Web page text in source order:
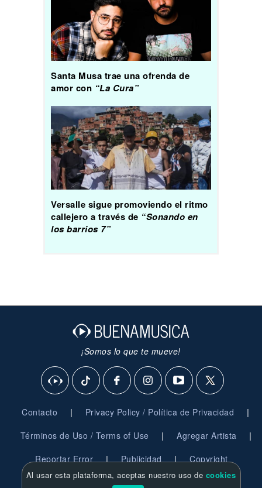
Santa Musa trae una ofrenda de
amor con “La Cura”
Versalle sigue promoviendo el ritmo
callejero a través de “Sonando en
los barrios 7”
¡Somos lo que te mueve!
Contacto | Privacy Policy / Política de Privacidad |
Términos de Uso / Terms of Use | Agregar Artista |
Reportar Error | Publicidad | Copyright
Al usar esta plataforma, aceptas nuestro uso de cookies